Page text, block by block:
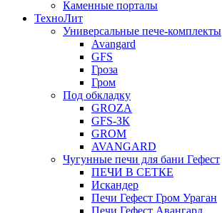
Каменные порталы
ТехноЛит
Универсальные пече-комплекты
Avangard
GFS
Гроза
Гром
Под обкладку
GROZA
GFS-ЗК
GROM
AVANGARD
Чугунные печи для бани Гефест
ПЕЧИ В СЕТКЕ
Искандер
Печи Гефест Гром Ураган
Печи Гефест Авангард